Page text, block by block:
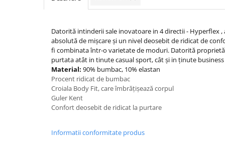
Datorită intinderii sale inovatoare in 4 directii - Hyperflex ,
absolută de mișcare și un nivel deosebit de ridicat de
fi combinata într-o varietate de moduri. Datorită
purtata atât in tinute casual sport, cât și in ținute
Material: 90% bumbac, 10% elastan
Procent ridicat de bumbac
Croiala Body Fit, care îmbrățișează corpul
Guler Kent
Confort deosebit de ridicat la purtare
Informatii conformitate produs